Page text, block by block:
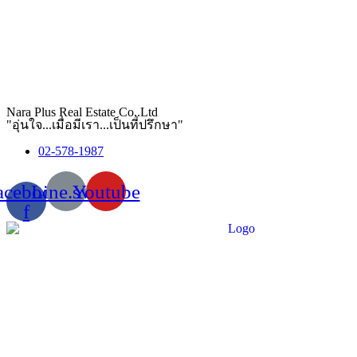
Nara Plus Real Estate Co,.Ltd
"อุ่นใจ...เมื่อมีเรา...เป็นที่ปรึกษา"
02-578-1987
f
Line.svgYoutube